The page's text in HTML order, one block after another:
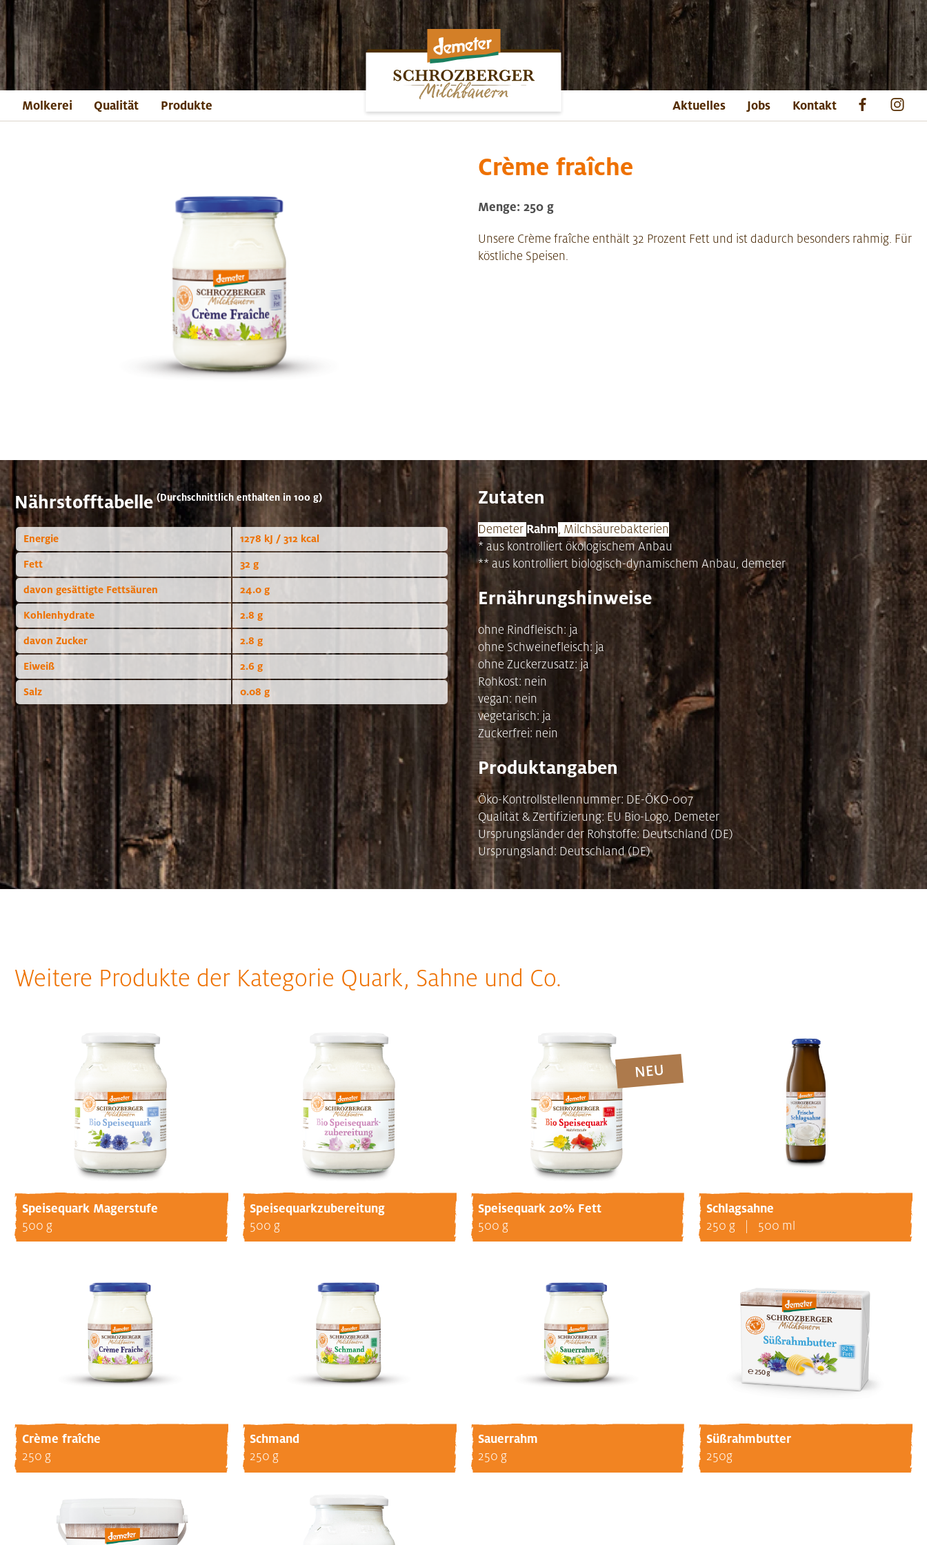
Molkerei Qualität Produkte Aktuelles Jobs Kontakt
Crème fraîche
Menge: 250 g
Unsere Crème fraîche enthält 32 Prozent Fett und ist dadurch besonders rahmig. Für
köstliche Speisen.
Nährstofftabelle (Durchschnittlich enthalten in 100 g)
Energie 1278 kJ / 312 kcal
Fett 32 g
davon gesättigte Fettsäuren 24.0 g
Kohlenhydrate 2.8 g
davon Zucker 2.8 g
Eiweiß 2.6 g
Salz 0.08 g
Zutaten
Demeter Rahm, Milchsäurebakterien
* aus kontrolliert ökologischem Anbau
** aus kontrolliert biologisch-dynamischem Anbau, demeter
Ernährungshinweise
ohne Rindfleisch: ja
ohne Schweinefleisch: ja
ohne Zuckerzusatz: ja
Rohkost: nein
vegan: nein
vegetarisch: ja
Zuckerfrei: nein
Produktangaben
Öko-Kontrollstellennummer: DE-ÖKO-007
Qualität & Zertifizierung: EU Bio-Logo, Demeter
Ursprungsländer der Rohstoffe: Deutschland (DE)
Ursprungsland: Deutschland (DE)
Weitere Produkte der Kategorie Quark, Sahne und Co.
Speisequark Magerstufe
500 g
Speisequarkzubereitung
500 g
Speisequark 20% Fett
500 g
Schlagsahne
250 g 500 ml
Crème fraîche
250 g
Schmand
250 g
Sauerrahm
250 g
Süßrahmbutter
250g